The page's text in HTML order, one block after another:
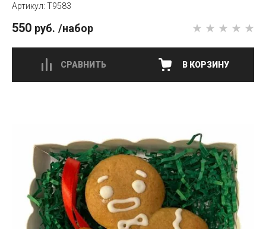
T9583
550 руб. /набор